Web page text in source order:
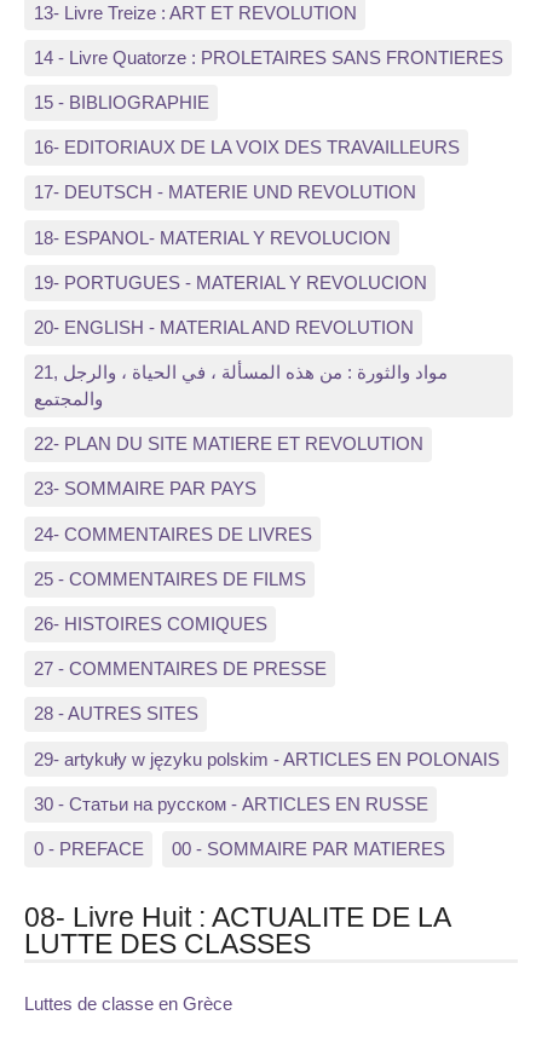
13- Livre Treize : ART ET REVOLUTION
14 - Livre Quatorze : PROLETAIRES SANS FRONTIERES
15 - BIBLIOGRAPHIE
16- EDITORIAUX DE LA VOIX DES TRAVAILLEURS
17- DEUTSCH - MATERIE UND REVOLUTION
18- ESPANOL- MATERIAL Y REVOLUCION
19- PORTUGUES - MATERIAL Y REVOLUCION
20- ENGLISH - MATERIAL AND REVOLUTION
21, مواد والثورة : من هذه المسألة ، في الحياة ، والرجل
والمجتمع
22- PLAN DU SITE MATIERE ET REVOLUTION
23- SOMMAIRE PAR PAYS
24- COMMENTAIRES DE LIVRES
25 - COMMENTAIRES DE FILMS
26- HISTOIRES COMIQUES
27 - COMMENTAIRES DE PRESSE
28 - AUTRES SITES
29- artykuły w języku polskim - ARTICLES EN POLONAIS
30 - Статьи на русском - ARTICLES EN RUSSE
0 - PREFACE 00 - SOMMAIRE PAR MATIERES
08- Livre Huit : ACTUALITE DE LA
LUTTE DES CLASSES
Luttes de classe en Grèce